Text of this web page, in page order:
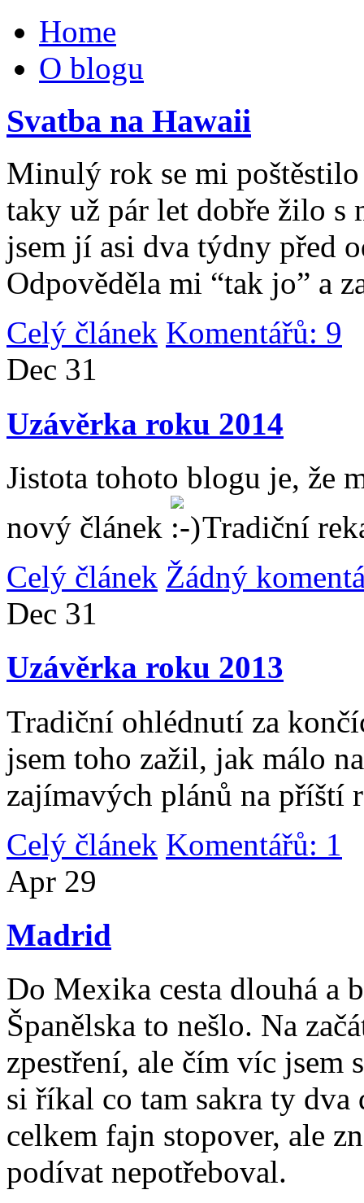
Home
O blogu
Svatba na Hawaii
Minulý rok se mi
taky už pár let dobře žilo
jsem jí asi dva týdny před
Odpověděla mi “tak jo” a
Celý článek Komentářů: 9
Dec 31
Uzávěrka roku 2014
Jistota tohoto blogu je, že
nový článek
Tradiční
Celý článek Žádný
Dec 31
Uzávěrka roku 2013
Tradiční ohlédnutí za
jsem toho zažil, jak málo
zajímavých plánů na příští
Celý článek Komentářů: 1
Apr 29
Madrid
Do Mexika cesta dlouhá a
Španělska to nešlo. Na
zpestření, ale čím víc jsem
si říkal co tam sakra ty
celkem fajn stopover, ale
podívat nepotřeboval.